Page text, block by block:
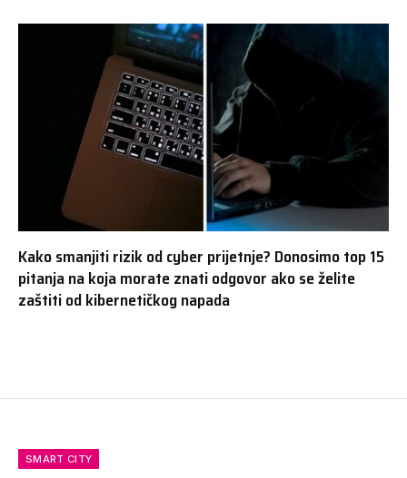
Kako smanjiti rizik od cyber prijetnje? Donosimo top 15
pitanja na koja morate znati odgovor ako se želite
zaštiti od kibernetičkog napada
SMART CITY